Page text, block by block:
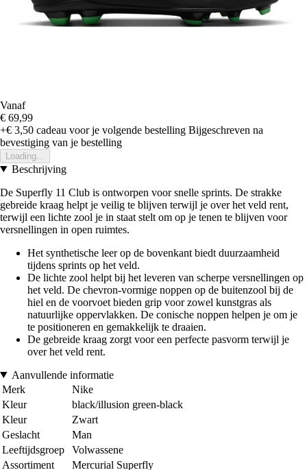
Vanaf
€ 69,99
+€ 3,50 cadeau voor je volgende bestelling Bijgeschreven na
bevestiging van je bestelling
Loading...
Beschrijving
De Superfly 11 Club is ontworpen voor snelle sprints. De strakke
gebreide kraag helpt je veilig te blijven terwijl je over het veld rent,
terwijl een lichte zool je in staat stelt om op je tenen te blijven voor
versnellingen in open ruimtes.
Het synthetische leer op de bovenkant biedt duurzaamheid
tijdens sprints op het veld.
De lichte zool helpt bij het leveren van scherpe versnellingen op
het veld. De chevron-vormige noppen op de buitenzool bij de
hiel en de voorvoet bieden grip voor zowel kunstgras als
natuurlijke oppervlakken. De conische noppen helpen je om je
te positioneren en gemakkelijk te draaien.
De gebreide kraag zorgt voor een perfecte pasvorm terwijl je
over het veld rent.
Aanvullende informatie
Merk
Nike
Kleur
black/illusion green-black
Kleur
Zwart
Geslacht
Man
Leeftijdsgroep
Volwassene
Assortiment
Mercurial Superfly